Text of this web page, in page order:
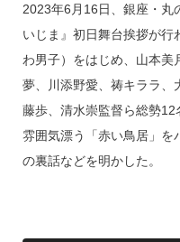
e
a
d
s
e
n
a
e
2023年6月16日、銀座・丸
いじま』初日舞台挨拶が行
わ男子）をはじめ、山本美
夢、川添野愛、祷キララ、
藤歩、清水崇監督ら総勢
雰囲気漂う「赤い鳥居」を
の裏話などを明かした。